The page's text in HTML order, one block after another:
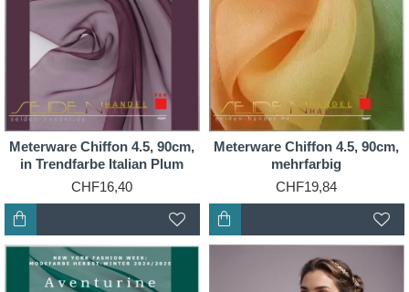
Meterware Chiffon 4.5, 90cm,
in Trendfarbe Italian Plum
CHF16,40
Meterware Chiffon 4.5, 90cm,
mehrfarbig
CHF19,84